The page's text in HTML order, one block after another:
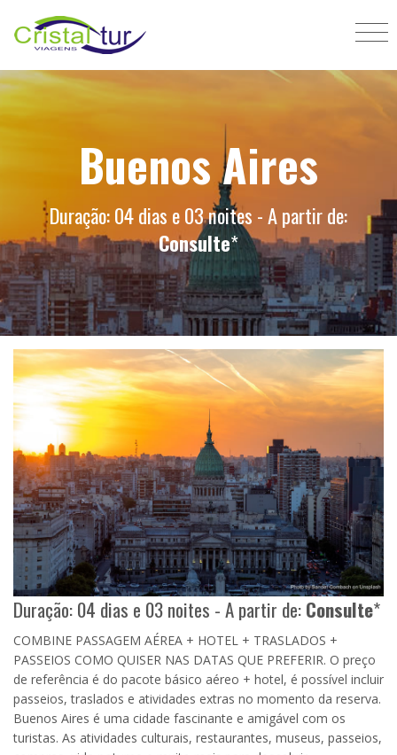
Buenos Aires
Duração: 04 dias e 03 noites - A partir de:
Consulte*
Duração: 04 dias e 03 noites - A partir de:Consulte*
COMBINE PASSAGEM AÉREA + HOTEL + TRASLADOS +
PASSEIOS COMO QUISER NAS DATAS QUE PREFERIR. O preço
de referência é do pacote básico aéreo + hotel, é possível incluir
passeios, traslados e atividades extras no momento da reserva.
Buenos Aires é uma cidade fascinante e amigável com os
turistas. As atividades culturais, restaurantes, museus, passeios,